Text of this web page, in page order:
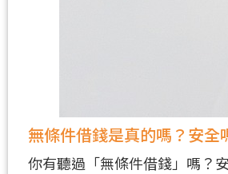
無條件借錢是真的嗎？安
你有聽過「無條件借錢」嗎？